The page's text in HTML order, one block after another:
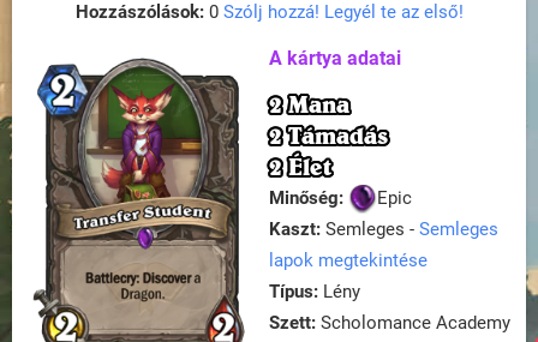
Hozzászólások:0 Szólj hozzá! Legyél te az első!
A kártya adatai
2 Mana
2 Támadás
2 Élet
Minőség:
Epic
Kaszt: Semleges - Semleges
lapok megtekintése
Típus: Lény
Szett: Scholomance Academy